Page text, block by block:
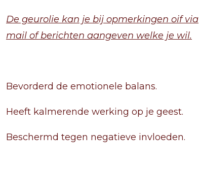
De geurolie kan je bij opmerkingen oif via
mail of berichten aangeven welke je wil.
Bevorderd de emotionele balans.
Heeft kalmerende werking op je geest.
Beschermd tegen negatieve invloeden.